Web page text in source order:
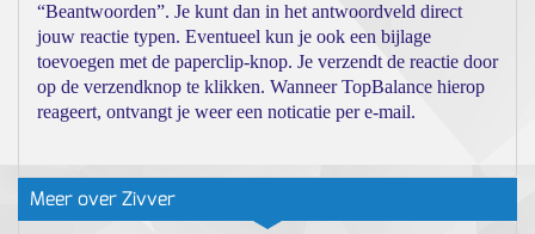
“Beantwoorden”. Je kunt dan in het antwoordveld direct
jouw reactie typen. Eventueel kun je ook een bijlage
toevoegen met de paperclip-knop. Je verzendt de reactie door
op de verzendknop te klikken. Wanneer TopBalance hierop
reageert, ontvangt je weer een noticatie per e-mail.
Meer over Zivver